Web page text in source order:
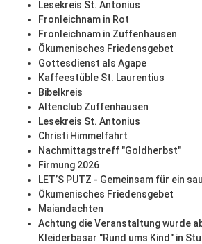
Lesekreis St. Antonius
Fronleichnam in Rot
Fronleichnam in Zuffenhausen
Ökumenisches Friedensgebet
Gottesdienst als Agape
Kaffeestüble St. Laurentius
Bibelkreis
Altenclub Zuffenhausen
Lesekreis St. Antonius
Christi Himmelfahrt
Nachmittagstreff "Goldherbst"
Firmung 2026
LET’S PUTZ - Gemeinsam für ein
Ökumenisches Friedensgebet
Maiandachten
Achtung die Veranstaltung wurde
Kleiderbasar "Rund ums Kind" in